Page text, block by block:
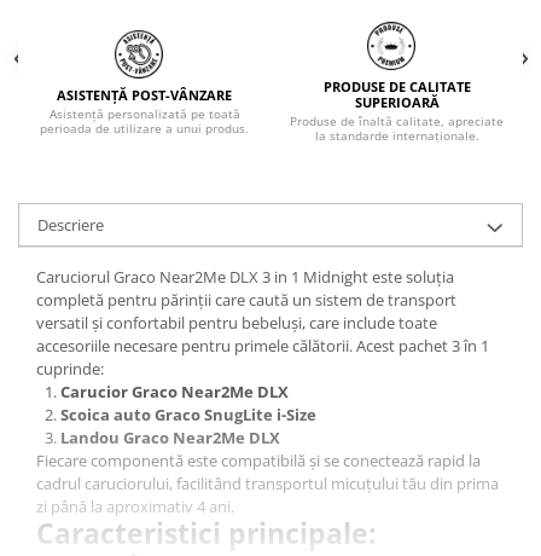
ASISTENȚĂ POST-VÂNZARE
Asistență personalizată pe toată
perioada de utilizare a unui produs.
PRODUSE DE CALITATE
SUPERIOARĂ
Produse de înaltă calitate, apreciate
la standarde internaționale.
Descriere
Caruciorul Graco Near2Me DLX 3 in 1 Midnight este soluția
completă pentru părinții care caută un sistem de transport
versatil și confortabil pentru bebeluși, care include toate
accesoriile necesare pentru primele călătorii. Acest pachet 3 în 1
cuprinde:
Carucior Graco Near2Me DLX
Scoica auto Graco SnugLite i-Size
Landou Graco Near2Me DLX
Fiecare componentă este compatibilă și se conectează rapid la
cadrul caruciorului, facilitând transportul micuțului tău din prima
zi până la aproximativ 4 ani.
Caracteristici principale: